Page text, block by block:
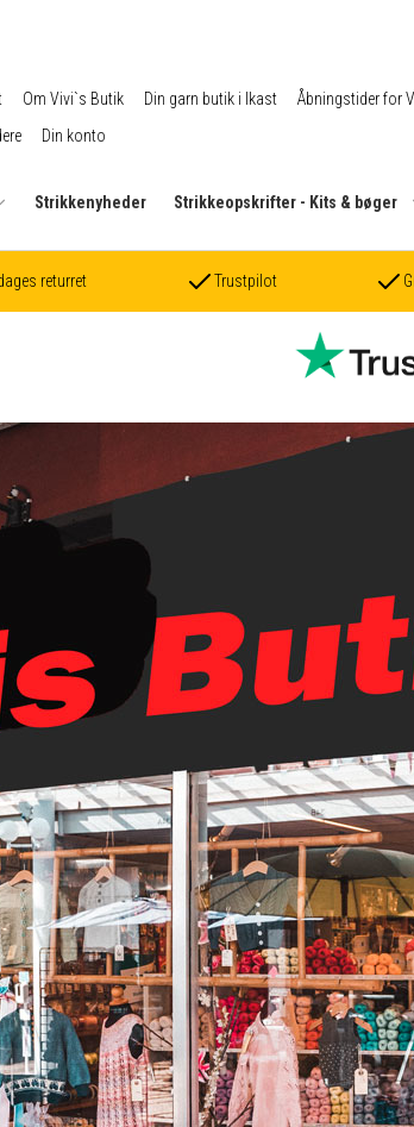
Om Vivi`s Butik Din garn butik i Ikast Åbningstider for
Din konto
Strikkenyheder Strikkeopskrifter - Kits & bøger
returret Trustpilot